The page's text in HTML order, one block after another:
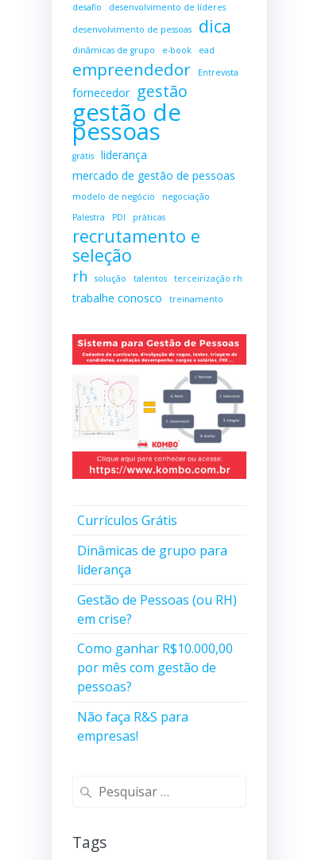
desafio
desenvolvimento de líderes
desenvolvimento de pessoas
dica
dinâmicas de grupo e-book ead
empreendedor Entrevista
fornecedor gestão
gestão de
pessoas
grátis
liderança
mercado de gestão de pessoas
modelo de negócio
negociação
Palestra
PDI práticas
recrutamento e
seleção
rh solução talentos terceirização rh
trabalhe conosco treinamento
Currículos Grátis
Dinâmicas de grupo para
liderança
Gestão de Pessoas (ou RH)
em crise?
Como ganhar R$10.000,00
por mês com gestão de
pessoas?
Não faça R&S para
empresas!
Pesquisar
Tags